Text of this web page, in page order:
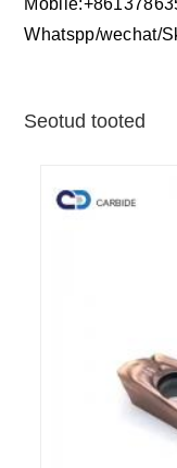
Whatspp/wechat/
Seotud tooted